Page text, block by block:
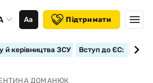
Аа Підтримати
й керівництва ЗСУ Вступ до ЄС:
ДОМАНЮК